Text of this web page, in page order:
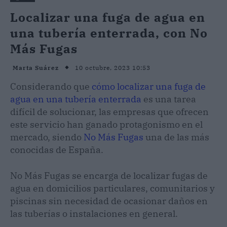
Localizar una fuga de agua en
una tubería enterrada, con No
Más Fugas
Marta Suárez 10 octubre, 2023 10:53
Considerando que cómo localizar una fuga de
agua en una tubería enterrada es una tarea
difícil de solucionar, las empresas que ofrecen
este servicio han ganado protagonismo en el
mercado, siendo No Más Fugas una de las más
conocidas de España.
No Más Fugas se encarga de localizar fugas de
agua en domicilios particulares, comunitarios y
piscinas sin necesidad de ocasionar daños en
las tuberías o instalaciones en general.